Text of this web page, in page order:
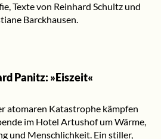
Texte von Reinhard Schultz und
Barckhausen.
Panitz: »Eiszeit«
atomaren Katastrophe kämpfen
im Hotel Artushof um Wärme,
und Menschlichkeit. Ein stiller,